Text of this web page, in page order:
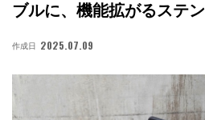
ブルに、機能拡がるステ
作成日 2025.07.09